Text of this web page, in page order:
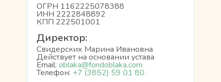
Отчёт за 2023 год
Публичный отчёт о годовой деятельности
благотворительного фонда "Облака"
15.11.2025
Отчет о целях расходования
некоммерческой организацией
денежных средств и
использования иного
имущества за 2023 г.
Отчет о целях расходования
Аудиторское заключение за
2023 год
Отчёт о прохождении независимой
аудиторской проверки за 2023 год.
16.11.2025
Свидерских Марина Ивановна
Действует на основании устава
Email: oblaka@fondoblaka.com
Телефон: +7 (3852) 59 01 80
ОГРН 1162225078388
ИНН 2222848892
КПП 222501001
Директор: